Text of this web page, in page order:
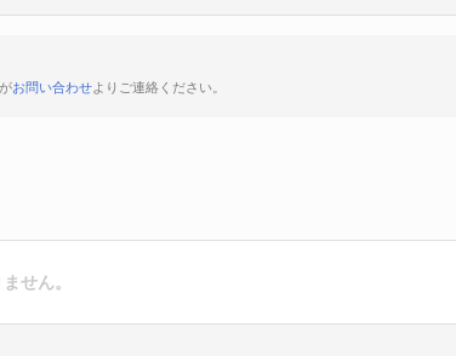
お問い合わせよりご連絡ください。
せん。